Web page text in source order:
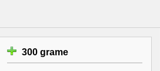
300 grame